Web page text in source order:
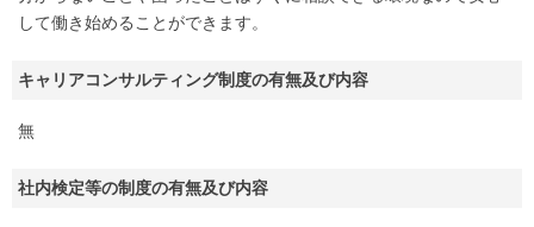
して働き始めることができます。
キャリアコンサルティング制度の有無及び内容
無
社内検定等の制度の有無及び内容